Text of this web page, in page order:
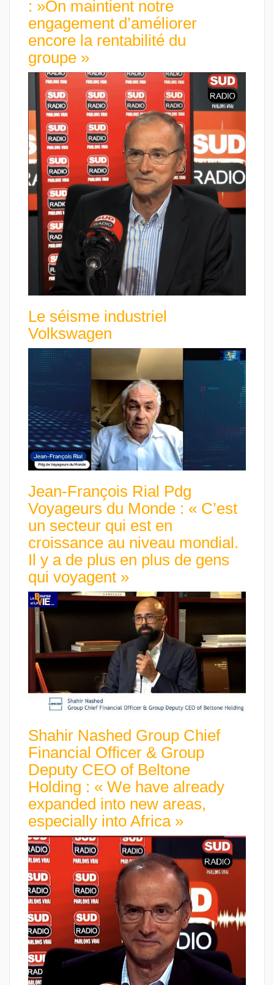
: »On maintient notre
engagement d’améliorer
encore la rentabilité du
groupe »
Le séisme industriel
Volkswagen
Jean-François Rial Pdg
Voyageurs du Monde : « C’est
un secteur qui est en
croissance au niveau mondial.
Il y a de plus en plus de gens
qui voyagent »
Shahir Nashed Group Chief
Financial Officer & Group
Deputy CEO of Beltone
Holding : « We have already
expanded into new areas,
especially into Africa »